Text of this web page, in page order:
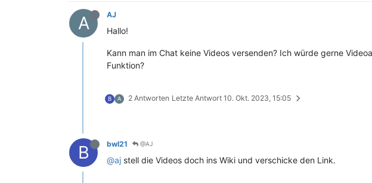
A AJ
Hallo!
Kann man im Chat keine Videos versenden? Ich würde gerne
Funktion?
B A 2 Antworten Letzte Antwort 10. Okt. 2023, 15:05
B bwl21 @AJ
@aj stell die Videos doch ins Wiki und verschicke den Link.